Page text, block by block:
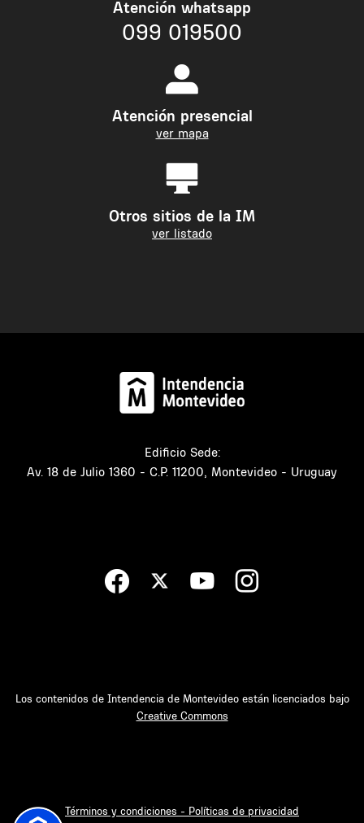
Atención whatsapp
099 019500
Atención presencial
ver mapa
Otros sitios de la IM
ver listado
Edificio Sede:
Av. 18 de Julio 1360 - C.P. 11200, Montevideo - Uruguay
Los contenidos de Intendencia de Montevideo están licenciados bajo
Creative Commons
Términos y condiciones - Políticas de privacidad